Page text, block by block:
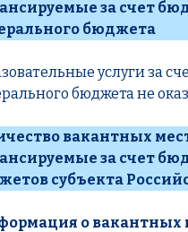
за счет
бюджета
услуги за
бюджета не
вакантных
за счет
субъекта
о вакантных